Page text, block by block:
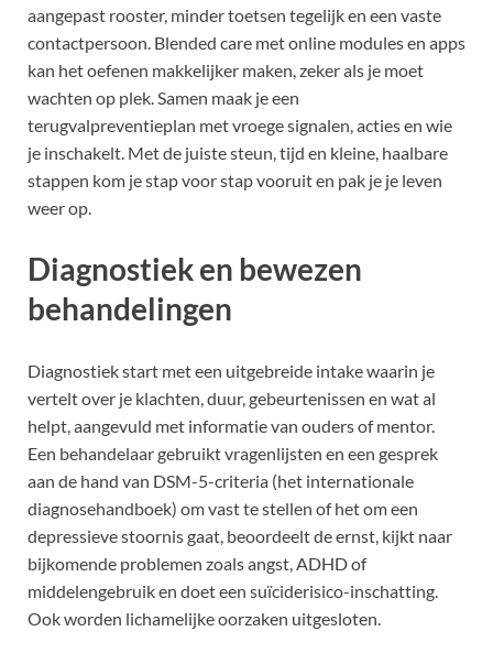
aangepast rooster, minder toetsen tegelijk en een vaste
contactpersoon. Blended care met online modules en apps
kan het oefenen makkelijker maken, zeker als je moet
wachten op plek. Samen maak je een
terugvalpreventieplan met vroege signalen, acties en wie
je inschakelt. Met de juiste steun, tijd en kleine, haalbare
stappen kom je stap voor stap vooruit en pak je je leven
weer op.
Diagnostiek en bewezen
behandelingen
Diagnostiek start met een uitgebreide intake waarin je
vertelt over je klachten, duur, gebeurtenissen en wat al
helpt, aangevuld met informatie van ouders of mentor.
Een behandelaar gebruikt vragenlijsten en een gesprek
aan de hand van DSM-5-criteria (het internationale
diagnosehandboek) om vast te stellen of het om een
depressieve stoornis gaat, beoordeelt de ernst, kijkt naar
bijkomende problemen zoals angst, ADHD of
middelengebruik en doet een suïciderisico-inschatting.
Ook worden lichamelijke oorzaken uitgesloten.